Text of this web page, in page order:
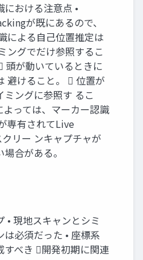
における注意点 •
が既にあるので、
による自己位置推定は
ングでだけ参照するこ
頭が動いているときに
避けること。  位置が
ミングに参照す るこ
よっては、マーカー認識
専有されてLive
リー ンキャプチャが
合がある。
• 現地スキャンとシミ
は必須だった • 座標系
すべき 開発初期に関連